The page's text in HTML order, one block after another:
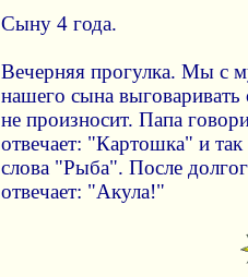
Сыну 4 года.
Вечерняя прогулка. Мы с
нашего сына
не произносит. Папа
отвечает: "Картошка" и
слова "Рыба". После
отвечает: "Акула!"